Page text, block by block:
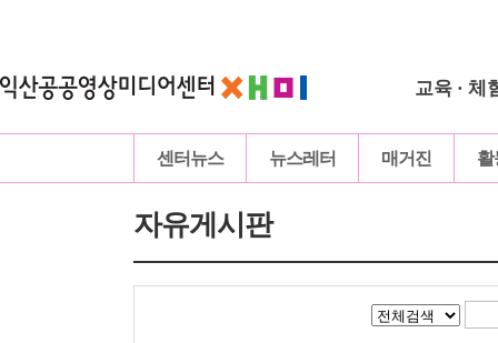
교육 · 체
센터뉴스 뉴스레터 매거진 활
자유게시판